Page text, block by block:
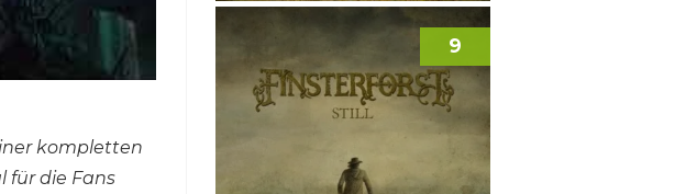
kompletten
für die Fans
9